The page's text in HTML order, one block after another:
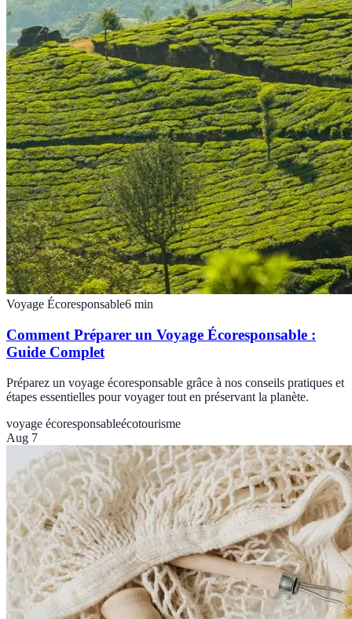
Voyage Écoresponsable6 min
Comment Préparer un Voyage Écoresponsable :
Guide Complet
Préparez un voyage écoresponsable grâce à nos conseils pratiques et
étapes essentielles pour voyager tout en préservant la planète.
voyage écoresponsableécotourisme
Aug 7